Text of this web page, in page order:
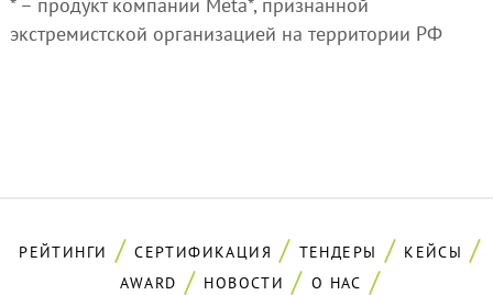
* – продукт компании Meta*, признанной
экстремистской организацией на территории РФ
РЕЙТИНГИ СЕРТИФИКАЦИЯ ТЕНДЕРЫ
КЕЙСЫ
AWARD
НОВОСТИ
О НАС